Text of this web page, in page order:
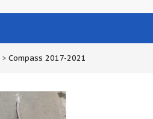
> Compass 2017-2021